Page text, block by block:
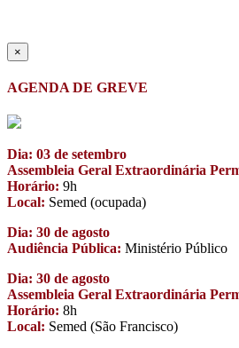
×
AGENDA DE GREVE
Dia: 03 de setembro
Assembleia Geral Extraordinária
Horário: 9h
Local: Semed (ocupada)
Dia: 30 de agosto
Audiência Pública: Ministério Público
Dia: 30 de agosto
Assembleia Geral Extraordinária
Horário: 8h
Local: Semed (São Francisco)